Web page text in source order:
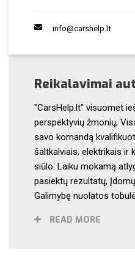
info@carshelp.lt
Reikalavimai
"CarsHelp.lt" visuomet
perspektyvių žmonių,
savo komandą
šaltkalviais, elektrikais ir
siūlo: Laiku mokamą
pasiektų rezultatų,
Galimybę nuolatos
READ MORE